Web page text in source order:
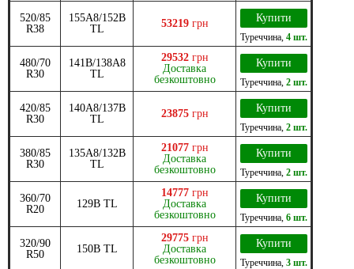
520/85
R38
155A8/152B
TL
53219 грн Купити
Туреччина, 4 шт.
480/70
R30
141B/138A8
TL
29532 грн
Доставка
безкоштовно
Купити
Туреччина, 2 шт.
420/85
R30
140A8/137B
TL
23875 грн Купити
Туреччина, 2 шт.
380/85
R30
135A8/132B
TL
21077 грн
Доставка
безкоштовно
Купити
Туреччина, 2 шт.
360/70
R20
129B TL
14777 грн
Доставка
безкоштовно
Купити
Туреччина, 6 шт.
320/90
R50
150B TL
29775 грн
Доставка
безкоштовно
Купити
Туреччина, 3 шт.